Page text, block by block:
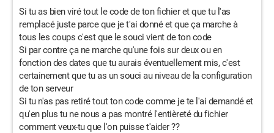
Si tu as bien viré tout le code de ton fichier et que tu l'as
remplacé juste parce que je t'ai donné et que ça marche à
tous les coups c'est que le souci vient de ton code
Si par contre ça ne marche qu'une fois sur deux ou en
fonction des dates que tu aurais éventuellement mis, c'est
certainement que tu as un souci au niveau de la configuration
de ton serveur
Si tu n'as pas retiré tout ton code comme je te l'ai demandé et
qu'en plus tu ne nous a pas montré l'entièreté du fichier
comment veux-tu que l'on puisse t'aider ??